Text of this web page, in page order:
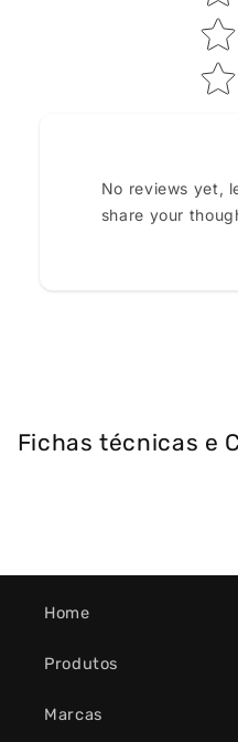
No reviews yet,
share your
Fichas técnicas e
Home
Produtos
Marcas